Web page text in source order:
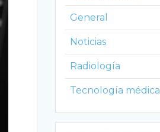
General
Noticias
Radiología
Tecnología médica